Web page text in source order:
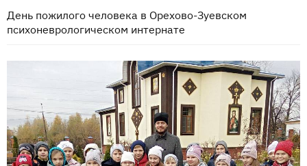
День пожилого человека в Орехово-Зуевском
психоневрологическом интернате